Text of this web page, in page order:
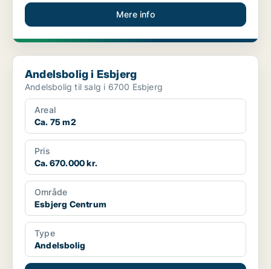
Mere info
Andelsbolig i Esbjerg
Andelsbolig i Esbjerg
Andelsbolig til salg i 6700 Esbjerg
Areal
Ca. 75 m2
Pris
Ca. 670.000 kr.
Område
Esbjerg Centrum
Type
Andelsbolig